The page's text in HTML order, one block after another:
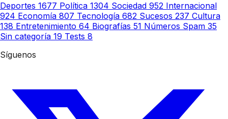
Deportes 1677 Política 1304 Sociedad 952 Internacional
924 Economía 807 Tecnología 682 Sucesos 237 Cultura
138 Entretenimiento 64 Biografías 51 Números Spam 35
Sin categoría 19 Tests 8
Síguenos